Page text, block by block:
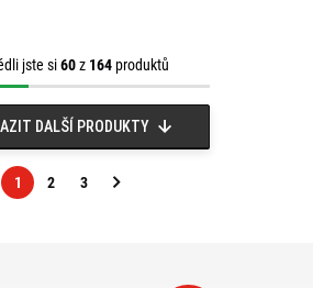
jste si60z 164produktů
DALŠÍ PRODUKTY
1 2 3
Následující